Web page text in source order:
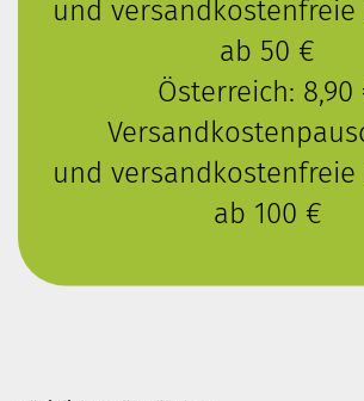
und versandkostenfreie
ab 50 €
Österreich: 8,90
und versandkostenfreie
ab 100 €